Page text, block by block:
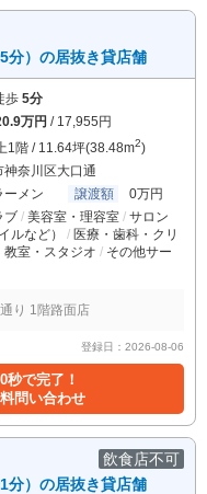
分）の居抜き貸店舗
歩 5分
万円 / 17,955円
1階 / 11.64坪(38.48m2)
神奈川区大口通
ーメン 譲渡額 0万円
ブ 美容室・理容室
サロン
ルなど）
医療・歯科・クリ
教室・スタジオ
その他サー
り 1階路面店
登録日：2026-08-06
秒で完了！
問い合わせ
飲食店不可
分）の居抜き貸店舗